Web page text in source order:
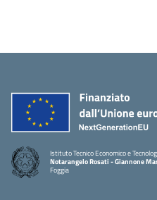
Istituto Tecnico Economico e
Notarangelo Rosati - Giannone
Foggia